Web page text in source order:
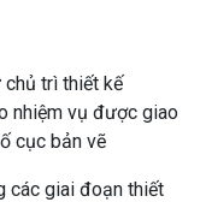
chủ trì thiết kế
nhiệm vụ được giao
cục bản vẽ
các giai đoạn thiết